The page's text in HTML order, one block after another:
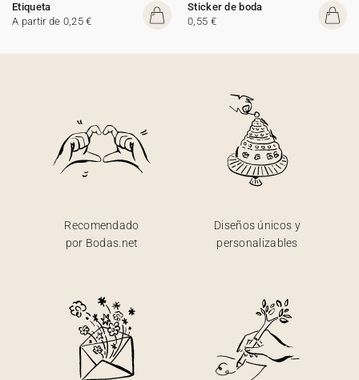
Etiqueta
A partir de 0,25 €
Sticker de boda
0,55 €
Recomendado
por Bodas.net
Diseños únicos y
personalizables